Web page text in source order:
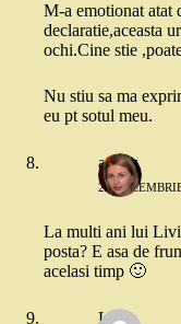
M-a emotionat atat
declaratie,aceasta
ochi.Cine stie
Nu stiu sa ma
eu pt sotul meu.
andaz
29
La multi ani lui
posta? E asa de
acelasi timp 🙂
Luiza